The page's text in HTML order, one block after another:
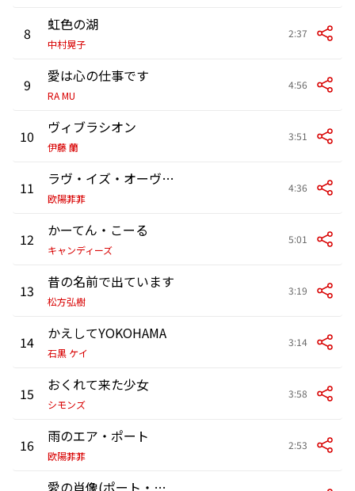
8 虹色の湖
中村晃子
2:37
9 愛は心の仕事です
RA MU
4:56
10 ヴィブラシオン
伊藤 蘭
3:51
11 ラヴ・イズ・オーヴァー
欧陽菲菲
4:36
12 かーてん・こーる
キャンディーズ
5:01
13 昔の名前で出ています
松方弘樹
3:19
14 かえしてYOKOHAMA
石黒 ケイ
3:14
15 おくれて来た少女
シモンズ
3:58
16 雨のエア・ポート
欧陽菲菲
2:53
愛の肖像(ポート・レート)